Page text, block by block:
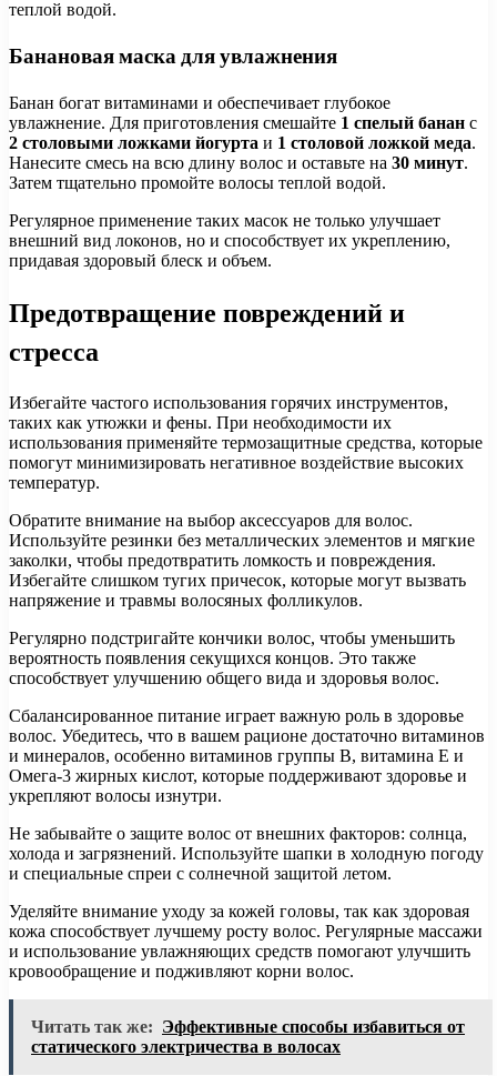
теплой водой.
Банановая маска для увлажнения
Банан богат витаминами и обеспечивает глубокое
увлажнение. Для приготовления смешайте 1 спелый банан с
2 столовыми ложками йогурта и 1 столовой ложкой меда.
Нанесите смесь на всю длину волос и оставьте на 30 минут.
Затем тщательно промойте волосы теплой водой.
Регулярное применение таких масок не только улучшает
внешний вид локонов, но и способствует их укреплению,
придавая здоровый блеск и объем.
Предотвращение повреждений и
стресса
Избегайте частого использования горячих инструментов,
таких как утюжки и фены. При необходимости их
использования применяйте термозащитные средства, которые
помогут минимизировать негативное воздействие высоких
температур.
Обратите внимание на выбор аксессуаров для волос.
Используйте резинки без металлических элементов и мягкие
заколки, чтобы предотвратить ломкость и повреждения.
Избегайте слишком тугих причесок, которые могут вызвать
напряжение и травмы волосяных фолликулов.
Регулярно подстригайте кончики волос, чтобы уменьшить
вероятность появления секущихся концов. Это также
способствует улучшению общего вида и здоровья волос.
Сбалансированное питание играет важную роль в здоровье
волос. Убедитесь, что в вашем рационе достаточно витаминов
и минералов, особенно витаминов группы B, витамина E и
Омега-3 жирных кислот, которые поддерживают здоровье и
укрепляют волосы изнутри.
Не забывайте о защите волос от внешних факторов: солнца,
холода и загрязнений. Используйте шапки в холодную погоду
и специальные спреи с солнечной защитой летом.
Уделяйте внимание уходу за кожей головы, так как здоровая
кожа способствует лучшему росту волос. Регулярные массажи
и использование увлажняющих средств помогают улучшить
кровообращение и подживляют корни волос.
Читать так же: Эффективные способы избавиться от
статического электричества в волосах